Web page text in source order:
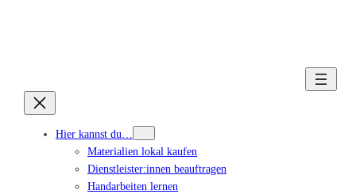
Hier kannst du…
Materialien lokal kaufen
Dienstleister:innen beauftragen
Handarbeiten lernen